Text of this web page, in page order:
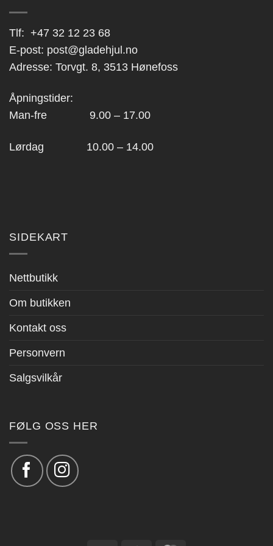
Tlf: +47 32 12 23 68
E-post: post@gladehjul.no
Adresse: Torvgt. 8, 3513 Hønefoss
Åpningstider:
Man-fre 9.00 – 17.00
Lørdag 10.00 – 14.00
SIDEKART
Nettbutikk
Om butikken
Kontakt oss
Personvern
Salgsvilkår
FØLG OSS HER